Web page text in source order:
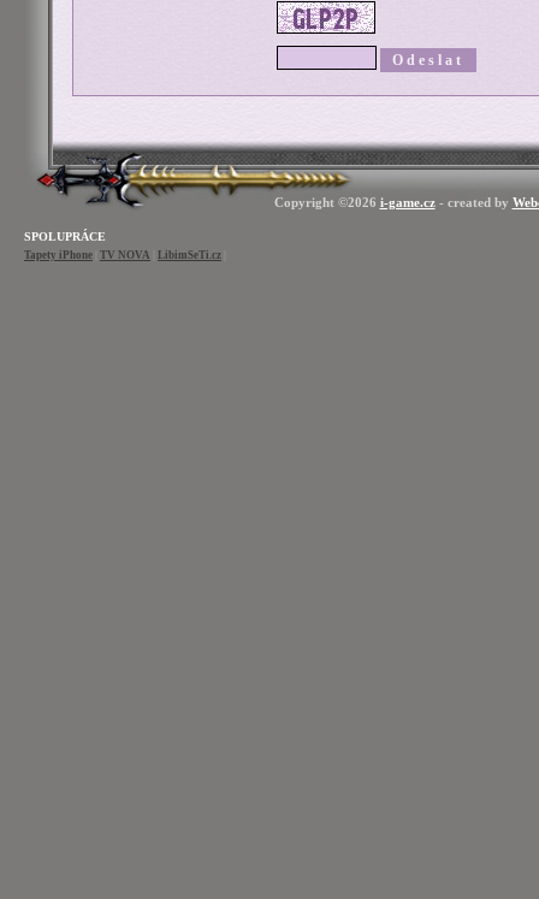
Copyright ©2026 i-game.cz- created by
SPOLUPRÁCE
Tapety iPhone TV NOVA LibimSeTi.cz